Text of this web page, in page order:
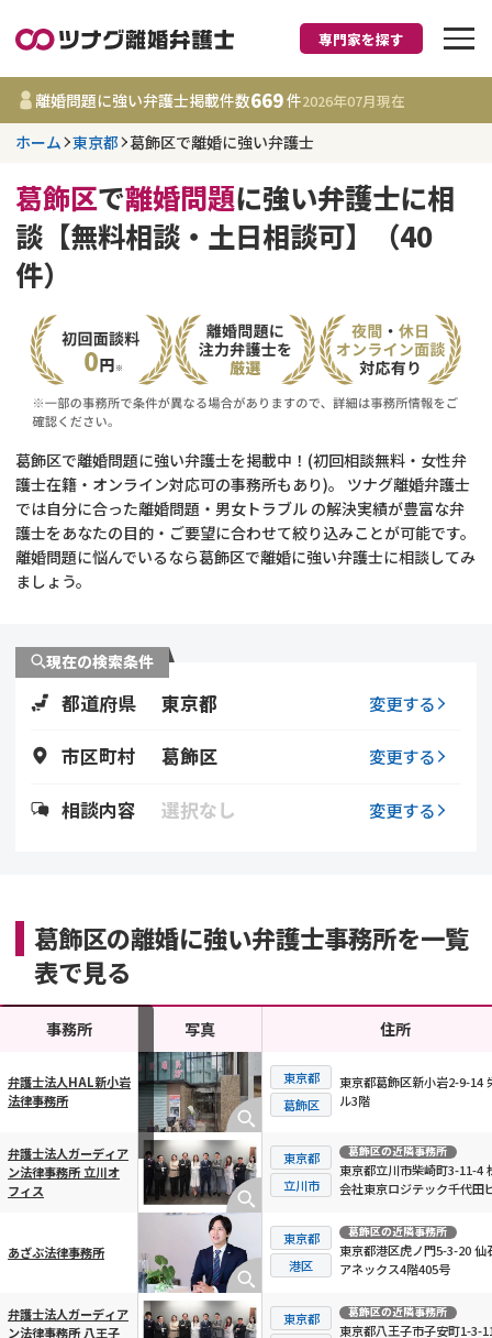
離婚に強い弁護士
事務所 669
件
更新日 :2026年07月31日
離婚前相談
DV
不貞・不倫慰謝料請求
費用相場
財産分与
養育費
離婚の相談先
その他の男女問題
専門家を探す
離婚問題に強い弁護士掲載件数669件2026年07月現在
ホーム 東京都 葛飾区で離婚に強い弁護士
葛飾区で離婚問題に強い弁護士に相
談【無料相談・土日相談可】（40
件）
葛飾区で離婚問題に強い弁護士を掲載中！(初回相談無料・女性弁
護士在籍・オンライン対応可の事務所もあり)。 ツナグ離婚弁護士
では自分に合った離婚問題・男女トラブル の解決実績が豊富な弁
護士をあなたの目的・ご要望に合わせて絞り込みことが可能です。
離婚問題に悩んでいるなら葛飾区で離婚に強い弁護士に相談してみ
ましょう。
現在の検索条件
都道府県 東京都 変更する
市区町村 葛飾区 変更する
相談内容 選択なし 変更する
葛飾区の離婚に強い弁護士事務所を一覧
表で見る
横スクロール可能
事務所 写真 住所
弁護士法人HAL新小岩
法律事務所
東京都
葛飾区
東京都葛飾区新小岩2-9-14
ル3階
弁護士法人ガーディア
ン法律事務所 立川オ
フィス
東京都
立川市
葛飾区の近隣事務所
東京都立川市柴崎町3-11-4
会社東京ロジテック千代田
あざぶ法律事務所
東京都
港区
葛飾区の近隣事務所
東京都港区虎ノ門5-3-20 仙
アネックス4階405号
弁護士法人ガーディア
ン法律事務所 八王子
東京都
葛飾区の近隣事務所
東京都八王子市子安町1-3-